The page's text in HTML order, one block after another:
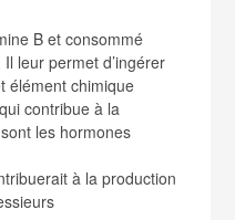
B et consommé
leur permet d’ingérer
élément chimique
contribue à la
les hormones
à la production